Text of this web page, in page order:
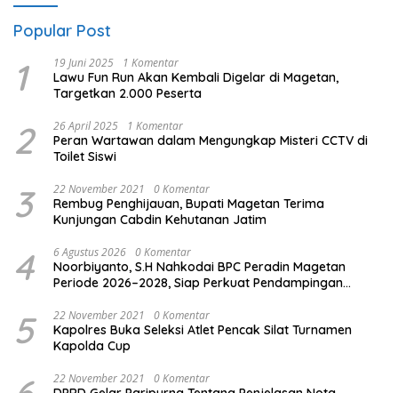
Popular Post
1 19 Juni 2025 1 Komentar
Lawu Fun Run Akan Kembali Digelar di Magetan,
Targetkan 2.000 Peserta
2 26 April 2025 1 Komentar
Peran Wartawan dalam Mengungkap Misteri CCTV di
Toilet Siswi
3 22 November 2021 0 Komentar
Rembug Penghijauan, Bupati Magetan Terima
Kunjungan Cabdin Kehutanan Jatim
4 6 Agustus 2026 0 Komentar
Noorbiyanto, S.H Nahkodai BPC Peradin Magetan
Periode 2026–2028, Siap Perkuat Pendampingan
5 22 November 2021 0 Komentar
Kapolres Buka Seleksi Atlet Pencak Silat Turnamen
Kapolda Cup
22 November 2021 0 Komentar